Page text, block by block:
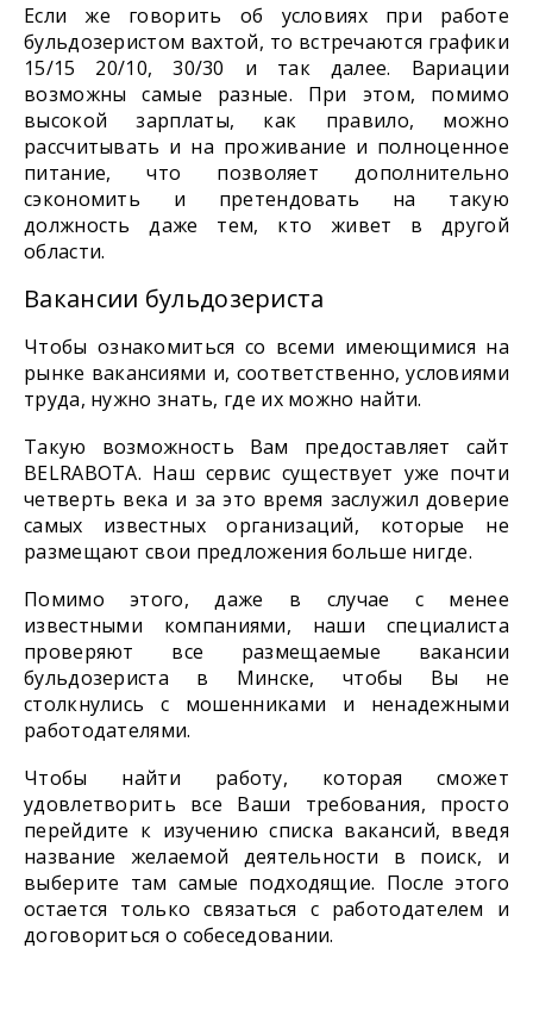
Если же говорить об условиях при работе
бульдозеристом вахтой, то встречаются графики
15/15 20/10, 30/30 и так далее. Вариации
возможны самые разные. При этом, помимо
высокой зарплаты, как правило, можно
рассчитывать и на проживание и полноценное
питание, что позволяет дополнительно
сэкономить и претендовать на такую
должность даже тем, кто живет в другой
области.
Вакансии бульдозериста
Чтобы ознакомиться со всеми имеющимися на
рынке вакансиями и, соответственно, условиями
труда, нужно знать, где их можно найти.
Такую возможность Вам предоставляет сайт
BELRABOTA. Наш сервис существует уже почти
четверть века и за это время заслужил доверие
самых известных организаций, которые не
размещают свои предложения больше нигде.
Помимо этого, даже в случае с менее
известными компаниями, наши специалиста
проверяют все размещаемые вакансии
бульдозериста в Минске, чтобы Вы не
столкнулись с мошенниками и ненадежными
работодателями.
Чтобы найти работу, которая сможет
удовлетворить все Ваши требования, просто
перейдите к изучению списка вакансий, введя
название желаемой деятельности в поиск, и
выберите там самые подходящие. После этого
остается только связаться с работодателем и
договориться о собеседовании.